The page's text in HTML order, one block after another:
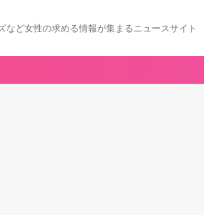
など女性の求める情報が集まるニュースサイト